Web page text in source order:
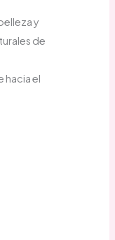
y
de
hacia el